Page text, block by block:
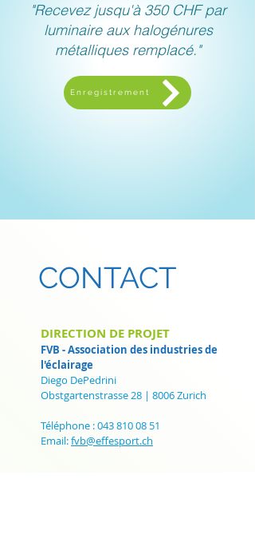
"Recevez jusqu'à 350 CHF par
luminaire aux halogénures
métalliques remplacé."
Enregistrement
CONTACT
DIRECTION DE PROJET
FVB - Association des industries de
l'éclairage
Diego DePedrini
Obstgartenstrasse 28 | 8006 Zurich
Téléphone :043 810 08 51
Email:fvb@effesport.ch